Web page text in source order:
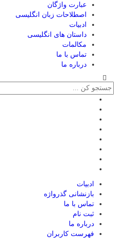
عبارت واژگان
اصطلاحات زبان انگلیسی
ادبیات
داستان های انگلیسی
مکالمات
تماس با ما
درباره ما
ادبیات
بازنشانی گذرواژه
تماس با ما
ثبت نام
درباره ما
فهرست کاربران